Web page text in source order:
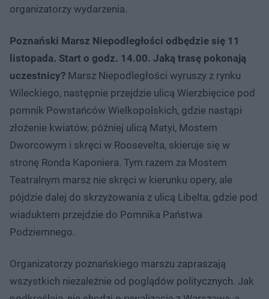
organizatorzy wydarzenia.
Poznański Marsz Niepodległości odbędzie się 11
listopada. Start o godz. 14.00. Jaką trasę pokonają
uczestnicy? Marsz Niepodległości wyruszy z rynku
Wileckiego, następnie przejdzie ulicą Wierzbięcice pod
pomnik Powstańców Wielkopolskich, gdzie nastąpi
złożenie kwiatów, później ulicą Matyi, Mostem
Dworcowym i skręci w Roosevelta, skieruje się w
stronę Ronda Kaponiera. Tym razem za Mostem
Teatralnym marsz nie skręci w kierunku opery, ale
pójdzie dalej do skrzyżowania z ulicą Libelta, gdzie pod
wiaduktem przejdzie do Pomnika Państwa
Podziemnego.
Organizatorzy poznańskiego marszu zapraszają
wszystkich niezależnie od poglądów politycznych. Jak